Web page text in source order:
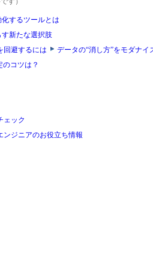
するツールとは
新たな選択肢
回避するには
データの“消し方”をモダナイ
コツは？
ェック
ンジニアのお役立ち情報